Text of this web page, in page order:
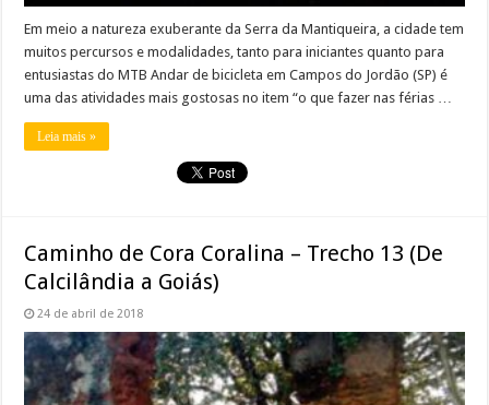
Em meio a natureza exuberante da Serra da Mantiqueira, a cidade tem
muitos percursos e modalidades, tanto para iniciantes quanto para
entusiastas do MTB Andar de bicicleta em Campos do Jordão (SP) é
uma das atividades mais gostosas no item “o que fazer nas férias …
Leia mais »
Caminho de Cora Coralina – Trecho 13 (De
Calcilândia a Goiás)
24 de abril de 2018